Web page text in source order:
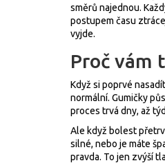
směrů najednou.
postupem času
vyjde.
Proč vám
Když si poprvé
normální. Gumičky
proces trvá dny, až
Ale když bolest
silné, nebo je máte
pravda. To jen zvýší